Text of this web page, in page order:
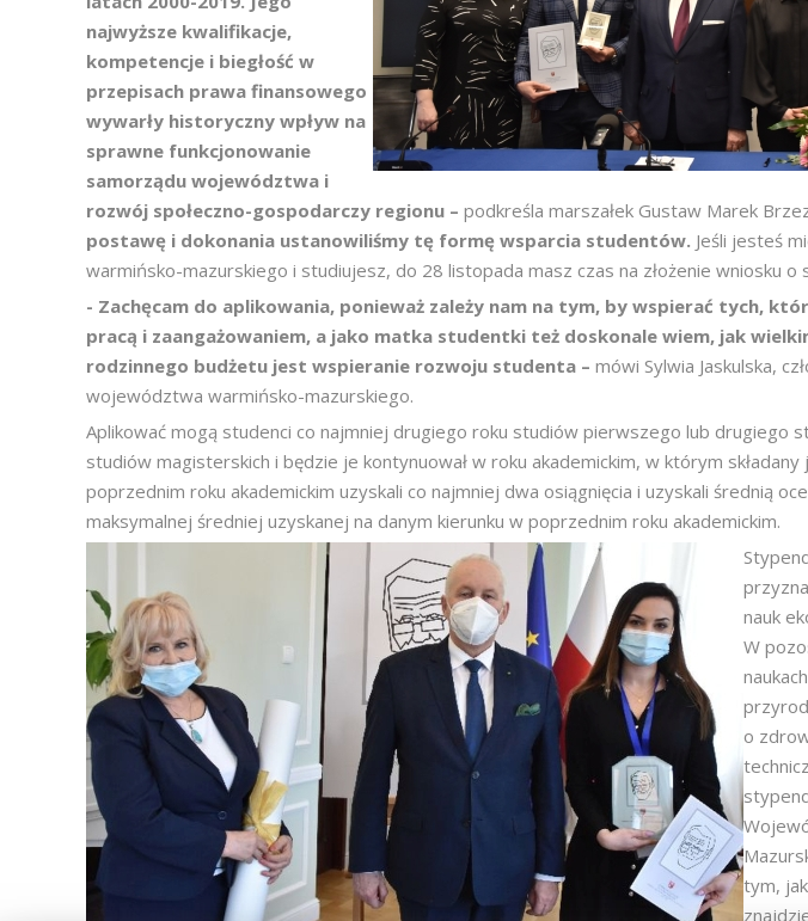
najwyższe kwalifikacje,
kompetencje i biegłość w
przepisach prawa finansowego
wywarły historyczny wpływ na
sprawne funkcjonowanie
samorządu województwa i
rozwój społeczno-gospodarczy regionu – podkreśla marszałek Gustaw Marek
postawę i dokonania ustanowiliśmy tę formę wsparcia studentów. Jeśli jesteś
warmińsko-mazurskiego i studiujesz, do 28 listopada masz czas na złożenie wniosku o
- Zachęcam do aplikowania, ponieważ zależy nam na tym, by wspierać tych,
pracą i zaangażowaniem, a jako matka studentki też doskonale wiem, jak
rodzinnego budżetu jest wspieranie rozwoju studenta – mówi Sylwia Jaskulska,
województwa warmińsko-mazurskiego.
Aplikować mogą studenci co najmniej drugiego roku studiów pierwszego lub drugiego
studiów magisterskich i będzie je kontynuował w roku akademickim, w którym
poprzednim roku akademickim uzyskali co najmniej dwa osiągnięcia i uzyskali średnią
maksymalnej średniej uzyskanej na danym kierunku w poprzednim roku akademickim.
nauk
W
o
tym,